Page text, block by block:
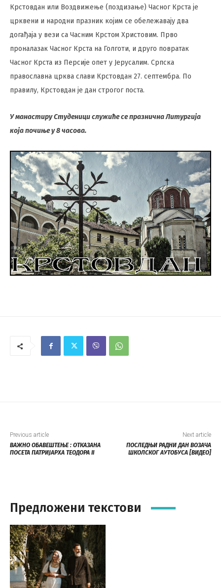
Крстовдан или Воздвижење (поздизање) Часног Крста је
црквени и народни празник којим се обележавају два
догађаја у вези са Часним Крстом Христовим. Прво
проналазак Часног Крста на Голготи, и друго повратак
Часног Крста из Персије опет у Јерусалим. Српска
православна црква слави Крстовдан 27. септембра. По
правилу, Крстовдан је дан строгог поста.
У манастиру Студеници служиће се празнична Литургија
која почиње у 8 часова.
Previous article
ВАЖНО ОБАВЕШТЕЊЕ : ОТКАЗАНА
ПОСЕТА ПАТРИЈАРХА ТЕОДОРА II
Next article
ПОСЛЕДЊИ РАДНИ ДАН ВОЗАЧА
ШКОЛСКОГ АУТОБУСА [ВИДЕО]
Предложени текстови